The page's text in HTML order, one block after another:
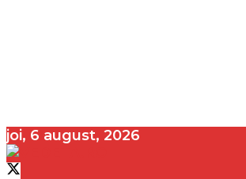
joi, 6 august, 2026